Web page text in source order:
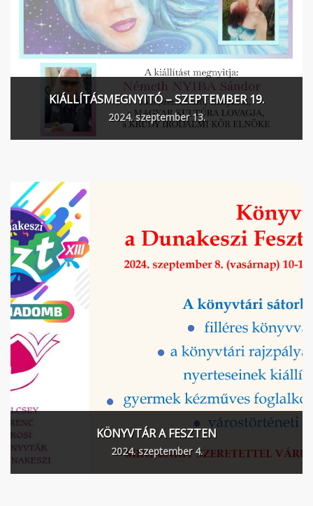
KIÁLLÍTÁSMEGNYITÓ – SZEPTEMBER 19.
2024. szeptember 13.
KÖNYVTÁR A FESZTEN
2024. szeptember 4.